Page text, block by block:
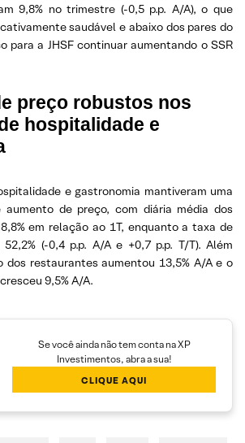
9,8% no trimestre (-0,5 p.p. A/A), o que
saudável e abaixo dos pares do
para a JHSF continuar aumentando o SSR
preço robustos nos
hospitalidade e
e gastronomia mantiveram uma
aumento de preço, com diária média dos
em relação ao 1T, enquanto a taxa de
(-0,4 p.p. A/A e +0,7 p.p. T/T). Além
dos restaurantes aumentou 13,5% A/A e o
9,5% A/A.
Se você ainda não tem conta na XP
Investimentos, abra a sua!
CLIQUE AQUI